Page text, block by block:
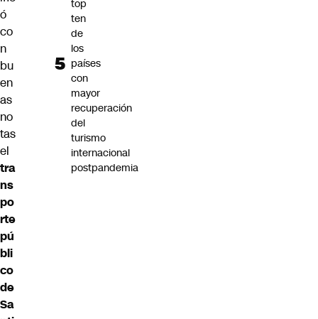
ó
co
n
bu
en
as
no
tas
el
tra
ns
po
rte
pú
bli
co
de
Sa
top
ten
de
los
países
con
mayor
recuperación
del
turismo
internacional
postpandemia